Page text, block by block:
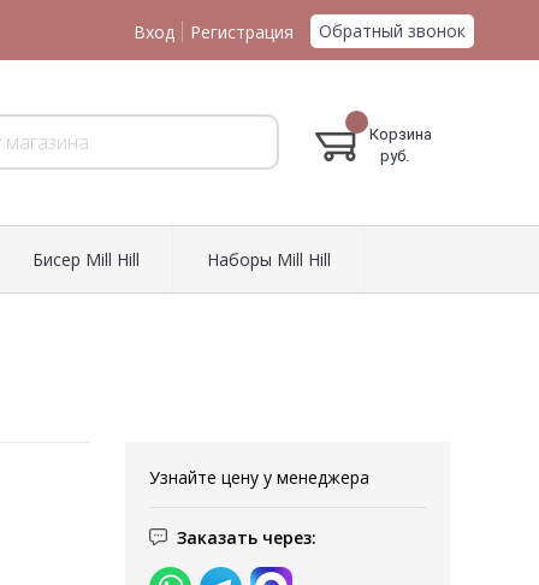
Вход Регистрация Обратный звонок
Корзина
руб.
Биcер Mill Hill Наборы Mill Hill
Узнайте цену у менеджера
Заказать через: